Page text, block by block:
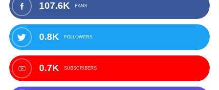
107.6K FANS
0.8K FOLLOWERS
0.7K SUBSCRIBERS